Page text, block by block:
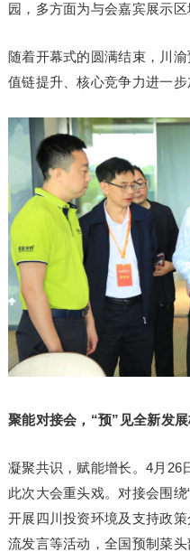
园，多方面为与会嘉宾展示
随着开幕式的圆满结束，川
值链提升、核心竞争力进一步
聚能对接会，“预”见全新发
凝聚共识，赋能增长。4月26
此次大会重头戏。对接会围
开展四川投资环境及支持政
流发言等活动，全国预制菜